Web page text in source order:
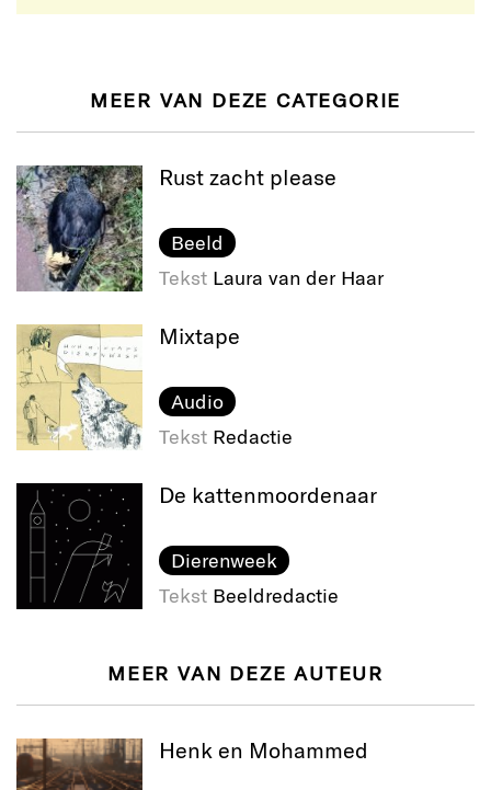
MEER VAN DEZE CATEGORIE
Rust zacht please
Beeld
Tekst Laura van der Haar
Mixtape
Audio
Tekst Redactie
De katten​moordenaar
Dierenweek
Tekst Beeldredactie
MEER VAN DEZE AUTEUR
Henk en Mohammed